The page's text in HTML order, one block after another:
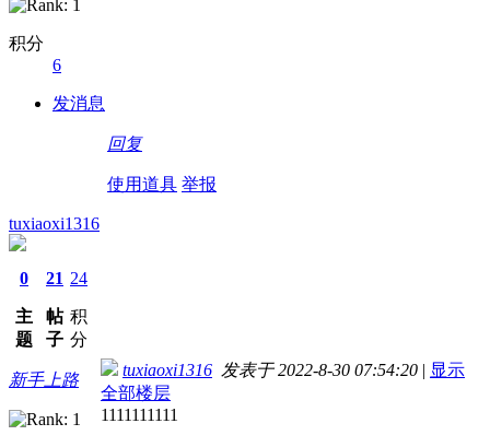
积分
6
发消息
回复
使用道具 举报
tuxiaoxi1316
0
主
题
21
帖
子
24
积
分
新手上路
tuxiaoxi1316 发表于 2022-8-30 07:54:20 | 显示
全部楼层
1111111111